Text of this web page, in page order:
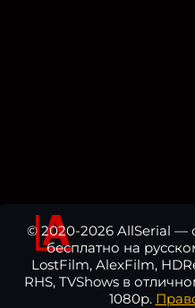
© 2020-2026 AllSerial —
бесплатно на
LostFilm, AlexFilm,
RHS, TVShows в
1080p.